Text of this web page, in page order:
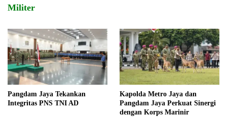
Militer
Pangdam Jaya Tekankan
Integritas PNS TNI AD
Kapolda Metro Jaya dan
Pangdam Jaya Perkuat Sinergi
dengan Korps Marinir